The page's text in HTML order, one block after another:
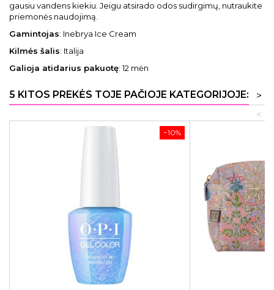
gausiu vandens kiekiu. Jeigu atsirado odos sudirgimų, nutraukite
priemonės naudojimą.
Gamintojas: Inebrya Ice Cream
Kilmės šalis: Italija
Galioja atidarius pakuotę: 12 mėn
5 KITOS PREKĖS TOJE PAČIOJE KATEGORIJOJE:
>
<
−10%